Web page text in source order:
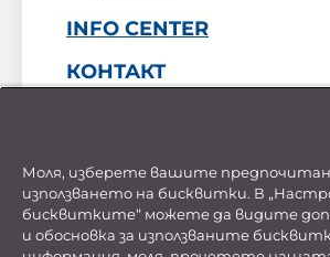
INFO CENTER
КОНТАКТ
© Copyright Sofia Med 2026. All
данни
Политика за бисквитките
Финансови отчети
Manage Cookie Preferences
Моля, изберете вашите
използването на бисквитки. В
бисквитките“ можете да видите
и обосновка за използваните